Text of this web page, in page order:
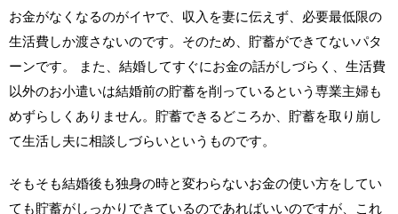
お金がなくなるのがイヤで、収入を妻に伝えず、必要最低限の
生活費しか渡さないのです。そのため、貯蓄ができてないパタ
ーンです。 また、結婚してすぐにお金の話がしづらく、生活費
以外のお小遣いは結婚前の貯蓄を削っているという専業主婦も
めずらしくありません。貯蓄できるどころか、貯蓄を取り崩し
て生活し夫に相談しづらいというものです。
そもそも結婚後も独身の時と変わらないお金の使い方をしてい
ても貯蓄がしっかりできているのであればいいのですが、これ